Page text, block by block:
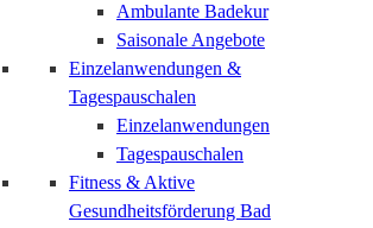
Ambulante Badekur
Saisonale Angebote
Einzelanwendungen &
Tagespauschalen
Einzelanwendungen
Tagespauschalen
Fitness & Aktive
Gesundheitsförderung Bad